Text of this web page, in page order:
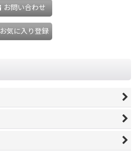
お問い合わせ
お気に入り登録